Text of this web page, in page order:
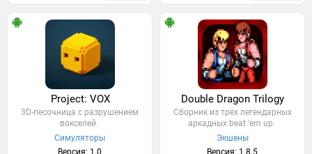
Project: VOX
3D-песочница с разрушением
вокселей.
Симуляторы
Версия: 1.0
Double Dragon Trilogy
Сборник из трёх легендарных
аркадных beat 'em up.
Экшены
Версия: 1.8.5